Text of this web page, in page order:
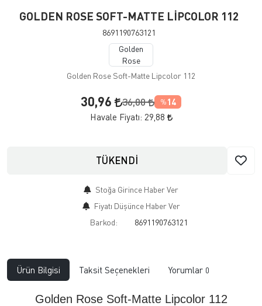
GOLDEN ROSE SOFT-MATTE LİPCOLOR 112
8691190763121
Golden
Rose
Golden Rose Soft-Matte Lipcolor 112
30,96 36,00 % 14
Havale Fiyatı: 29,88
TÜKENDİ
Stoğa Girince Haber Ver
Fiyatı Düşünce Haber Ver
Barkod:
8691190763121
Ürün Bilgisi Taksit Seçenekleri Yorumlar 0
Golden Rose Soft-Matte Lipcolor 112